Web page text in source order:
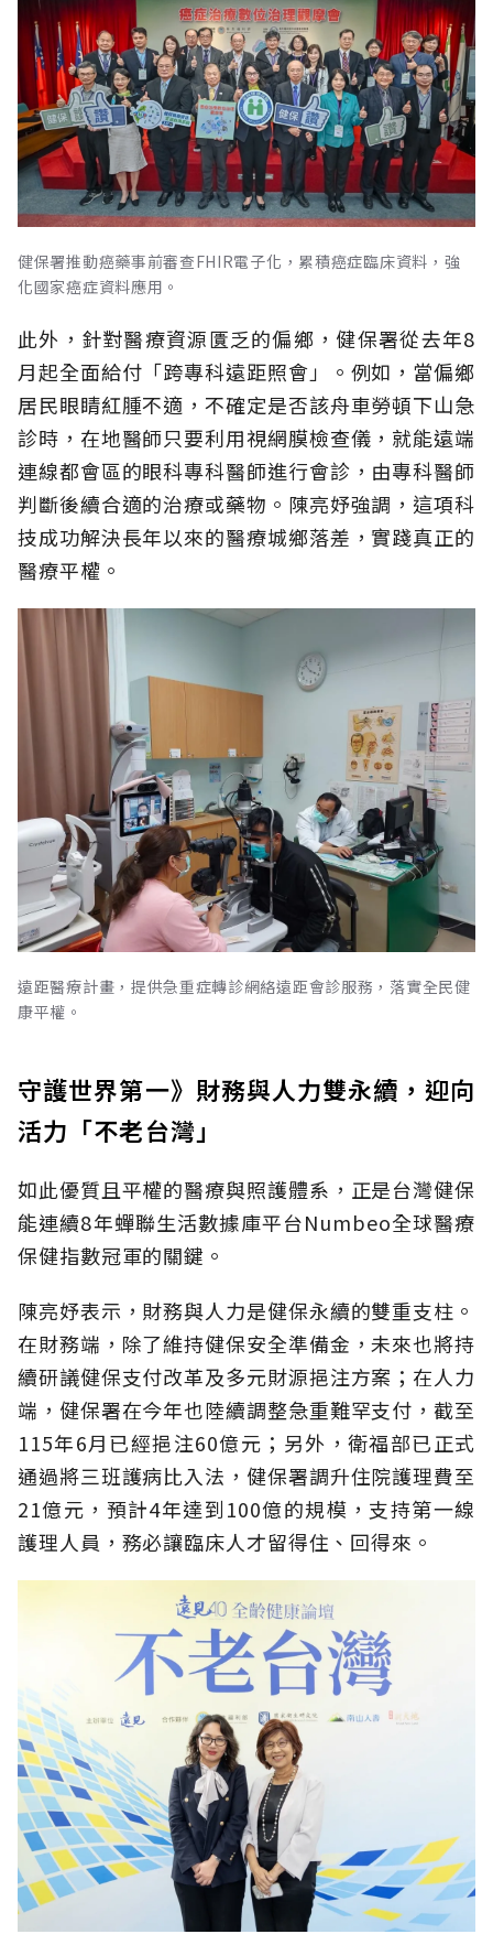
健保署推動癌藥事前審查FHIR電子化，累積癌症臨床資料，強
化國家癌症資料應用。
此外，針對醫療資源匱乏的偏鄉，健保署從去年8
月起全面給付「跨專科遠距照會」。例如，當偏鄉
居民眼睛紅腫不適，不確定是否該舟車勞頓下山急
診時，在地醫師只要利用視網膜檢查儀，就能遠端
連線都會區的眼科專科醫師進行會診，由專科醫師
判斷後續合適的治療或藥物。陳亮妤強調，這項科
技成功解決長年以來的醫療城鄉落差，實踐真正的
醫療平權。
遠距醫療計畫，提供急重症轉診網絡遠距會診服務，落實全民健
康平權。
守護世界第一》財務與人力雙永續，迎向
活力「不老台灣」
如此優質且平權的醫療與照護體系，正是台灣健保
能連續8年蟬聯生活數據庫平台Numbeo全球醫療
保健指數冠軍的關鍵。
陳亮妤表示，財務與人力是健保永續的雙重支柱。
在財務端，除了維持健保安全準備金，未來也將持
續研議健保支付改革及多元財源挹注方案；在人力
端，健保署在今年也陸續調整急重難罕支付，截至
115年6月已經挹注60億元；另外，衛福部已正式
通過將三班護病比入法，健保署調升住院護理費至
21億元，預計4年達到100億的規模，支持第一線
護理人員，務必讓臨床人才留得住、回得來。